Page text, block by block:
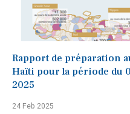
Rapport de préparation
Haïti pour la période du
2025
24 Feb 2025